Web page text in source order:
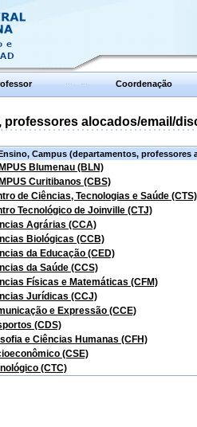
Coordenação
alocados/email/
Campus (departamentos,
Blumenau (BLN)
Curitibanos (CBS)
de Ciências, Tecnologias e Saúde (CTS)
Tecnológico de Joinville (CTJ)
Agrárias (CCA)
Biológicas (CCB)
da Educação (CED)
da Saúde (CCS)
Físicas e Matemáticas (CFM)
Jurídicas (CCJ)
e Expressão (CCE)
(CDS)
e Ciências Humanas (CFH)
(CSE)
(CTC)